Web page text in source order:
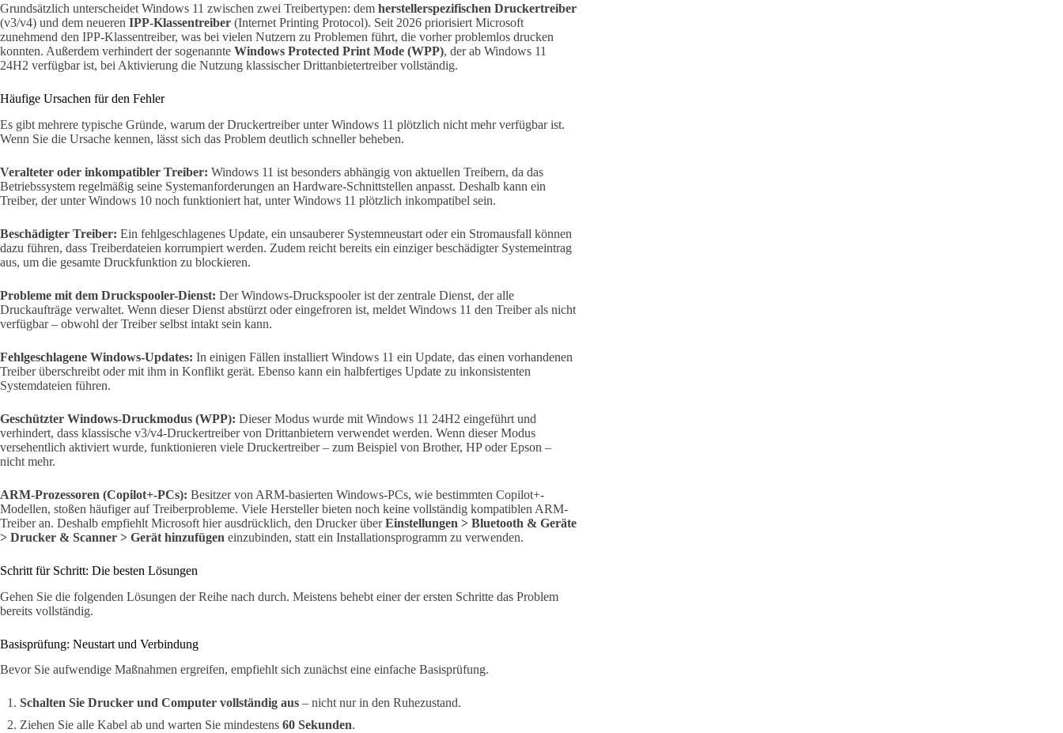
Grundsätzlich unterscheidet Windows 11 zwischen zwei Treibertypen: dem herstellerspezifischen Druckertreiber
(v3/v4) und dem neueren IPP-Klassentreiber (Internet Printing Protocol). Seit 2026 priorisiert Microsoft
zunehmend den IPP-Klassentreiber, was bei vielen Nutzern zu Problemen führt, die vorher problemlos drucken
konnten. Außerdem verhindert der sogenannte Windows Protected Print Mode (WPP), der ab Windows 11
24H2 verfügbar ist, bei Aktivierung die Nutzung klassischer Drittanbietertreiber vollständig.
Häufige Ursachen für den Fehler
Es gibt mehrere typische Gründe, warum der Druckertreiber unter Windows 11 plötzlich nicht mehr verfügbar ist.
Wenn Sie die Ursache kennen, lässt sich das Problem deutlich schneller beheben.
Veralteter oder inkompatibler Treiber: Windows 11 ist besonders abhängig von aktuellen Treibern, da das
Betriebssystem regelmäßig seine Systemanforderungen an Hardware-Schnittstellen anpasst. Deshalb kann ein
Treiber, der unter Windows 10 noch funktioniert hat, unter Windows 11 plötzlich inkompatibel sein.
Beschädigter Treiber: Ein fehlgeschlagenes Update, ein unsauberer Systemneustart oder ein Stromausfall können
dazu führen, dass Treiberdateien korrumpiert werden. Zudem reicht bereits ein einziger beschädigter Systemeintrag
aus, um die gesamte Druckfunktion zu blockieren.
Probleme mit dem Druckspooler-Dienst: Der Windows-Druckspooler ist der zentrale Dienst, der alle
Druckaufträge verwaltet. Wenn dieser Dienst abstürzt oder eingefroren ist, meldet Windows 11 den Treiber als nicht
verfügbar – obwohl der Treiber selbst intakt sein kann.
Fehlgeschlagene Windows-Updates: In einigen Fällen installiert Windows 11 ein Update, das einen vorhandenen
Treiber überschreibt oder mit ihm in Konflikt gerät. Ebenso kann ein halbfertiges Update zu inkonsistenten
Systemdateien führen.
Geschützter Windows-Druckmodus (WPP): Dieser Modus wurde mit Windows 11 24H2 eingeführt und
verhindert, dass klassische v3/v4-Druckertreiber von Drittanbietern verwendet werden. Wenn dieser Modus
versehentlich aktiviert wurde, funktionieren viele Druckertreiber – zum Beispiel von Brother, HP oder Epson –
nicht mehr.
ARM-Prozessoren (Copilot+-PCs): Besitzer von ARM-basierten Windows-PCs, wie bestimmten Copilot+-
Modellen, stoßen häufiger auf Treiberprobleme. Viele Hersteller bieten noch keine vollständig kompatiblen ARM-
Treiber an. Deshalb empfiehlt Microsoft hier ausdrücklich, den Drucker überEinstellungen > Bluetooth & Geräte
> Drucker & Scanner > Gerät hinzufügen einzubinden, statt ein Installationsprogramm zu verwenden.
Schritt für Schritt: Die besten Lösungen
Gehen Sie die folgenden Lösungen der Reihe nach durch. Meistens behebt einer der ersten Schritte das Problem
bereits vollständig.
Basisprüfung: Neustart und Verbindung
Bevor Sie aufwendige Maßnahmen ergreifen, empfiehlt sich zunächst eine einfache Basisprüfung.
Schalten Sie Drucker und Computer vollständig aus – nicht nur in den Ruhezustand.
Ziehen Sie alle Kabel ab und warten Sie mindestens 60 Sekunden.